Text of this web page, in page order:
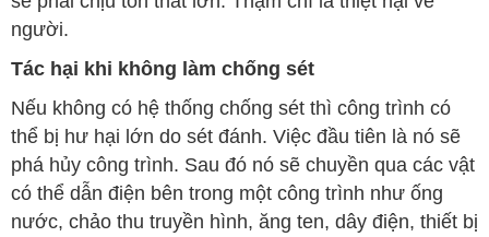
người.
Tác hại khi không làm chống sét
Nếu không có hệ thống chống sét thì công trình có
thể bị hư hại lớn do sét đánh. Việc đầu tiên là nó sẽ
phá hủy công trình. Sau đó nó sẽ chuyền qua các vật
có thể dẫn điện bên trong một công trình như ống
nước, chảo thu truyền hình, ăng ten, dây điện, thiết bị